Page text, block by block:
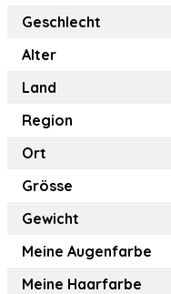
Geschlecht
Alter
Land
Region
Ort
Grösse
Gewicht
Meine Augenfarbe
Meine Haarfarbe